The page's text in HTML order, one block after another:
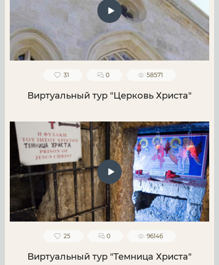
31 0 58571
Виртуальный тур "Церковь Христа"
25 0 96146
Виртуальный тур "Темница Христа"